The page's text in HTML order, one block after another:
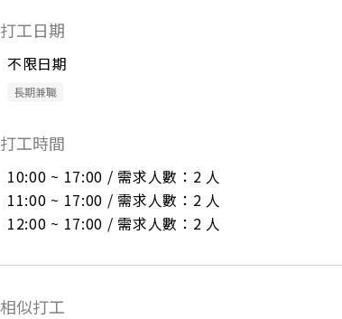
打工日期
不限日期
長期兼職
打工時間
10:00 ~ 17:00 / 需求人數：2 人
11:00 ~ 17:00 / 需求人數：2 人
12:00 ~ 17:00 / 需求人數：2 人
相似打工